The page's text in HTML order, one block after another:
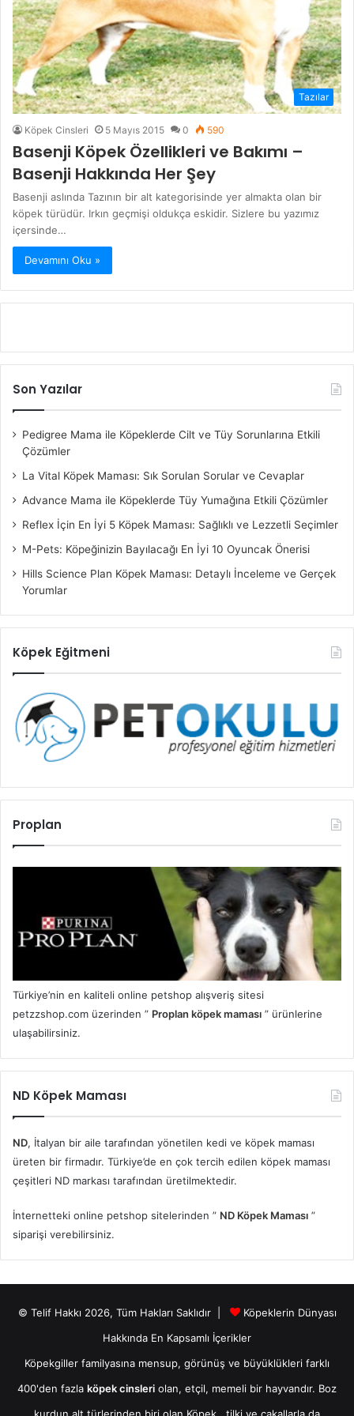
Tazılar
Köpek Cinsleri 5 Mayıs 2015 0 590
Basenji Köpek Özellikleri ve Bakımı –
Basenji Hakkında Her Şey
Basenji aslında Tazının bir alt kategorisinde yer almakta olan bir
köpek türüdür. Irkın geçmişi oldukça eskidir. Sizlere bu yazımız
içersinde…
Devamını Oku »
Son Yazılar
Pedigree Mama ile Köpeklerde Cilt ve Tüy Sorunlarına Etkili
Çözümler
La Vital Köpek Maması: Sık Sorulan Sorular ve Cevaplar
Advance Mama ile Köpeklerde Tüy Yumağına Etkili Çözümler
Reflex İçin En İyi 5 Köpek Maması: Sağlıklı ve Lezzetli Seçimler
M-Pets: Köpeğinizin Bayılacağı En İyi 10 Oyuncak Önerisi
Hills Science Plan Köpek Maması: Detaylı İnceleme ve Gerçek
Yorumlar
Köpek Eğitmeni
Proplan
Türkiye’nin en kaliteli online petshop alışveriş sitesi
petzzshop.com üzerinden ” Proplan köpek maması ” ürünlerine
ulaşabilirsiniz.
ND Köpek Maması
ND, İtalyan bir aile tarafından yönetilen kedi ve köpek maması
üreten bir firmadır. Türkiye’de en çok tercih edilen köpek maması
çeşitleri ND markası tarafından üretilmektedir.
İnternetteki online petshop sitelerinden ” ND Köpek Maması ”
siparişi verebilirsiniz.
© Telif Hakkı 2026, Tüm Hakları Saklıdır |
Köpeklerin Dünyası
Hakkında En Kapsamlı İçerikler
Köpekgiller familyasına mensup, görünüş ve büyüklükleri farklı
400'den fazla köpek cinsleri olan, etçil, memeli bir hayvandır. Boz